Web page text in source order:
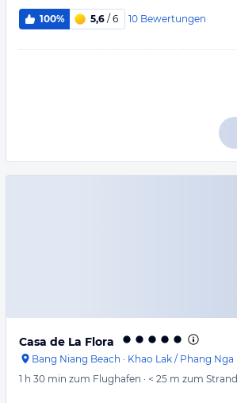
100% 5,6 / 6 10 Bewertungen
Casa de La Flora
Bang Niang Beach · Khao Lak / Phang Nga
1 h 30 min zum Flughafen · < 25 m zum Strand